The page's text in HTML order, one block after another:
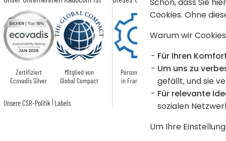
Zertifiziert
Ecovadis Silver
Mitglied von
Global Compact
Unsere CSR-Politik | Labels
Personalisiert
in Frankreich
Hergestellt in
Europa
Cookies. Ohne
Warum wir
Für Ihren
Um uns zu
gefällt, und sie
Für relevante
sozialen
Um Ihre